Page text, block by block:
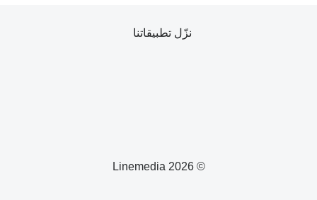
© 2026 Linemedia
نزّل تطبيقاتنا